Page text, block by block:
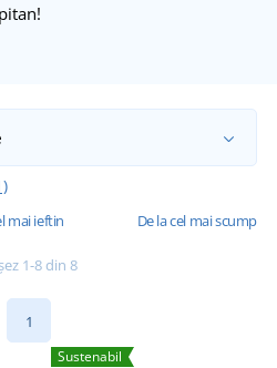
mai ieftin De la cel mai scump
1-8 din 8
1
Sustenabil